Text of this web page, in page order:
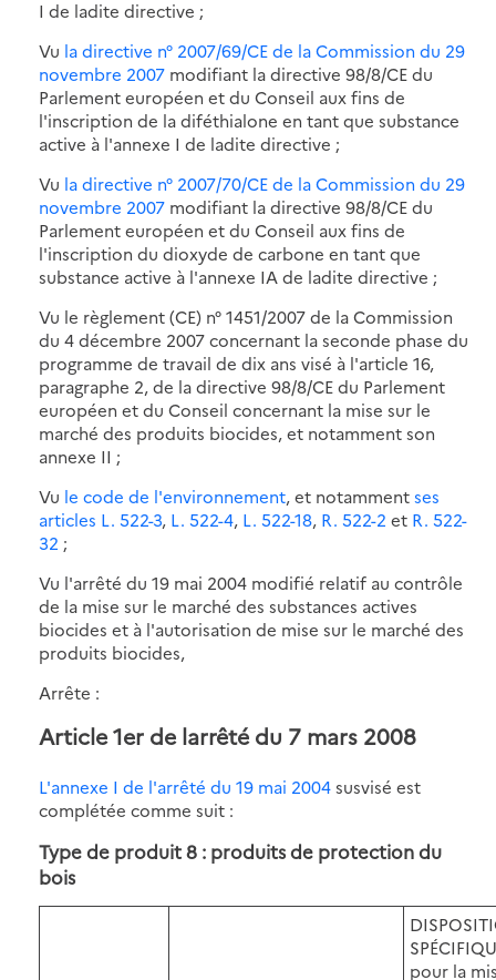
I de ladite directive ;
Vu la directive n° 2007/69/CE de la Commission du 29
novembre 2007 modifiant la directive 98/8/CE du
Parlement européen et du Conseil aux fins de
l'inscription de la diféthialone en tant que substance
active à l'annexe I de ladite directive ;
Vu la directive n° 2007/70/CE de la Commission du 29
novembre 2007 modifiant la directive 98/8/CE du
Parlement européen et du Conseil aux fins de
l'inscription du dioxyde de carbone en tant que
substance active à l'annexe IA de ladite directive ;
Vu le règlement (CE) n° 1451/2007 de la Commission
du 4 décembre 2007 concernant la seconde phase du
programme de travail de dix ans visé à l'article 16,
paragraphe 2, de la directive 98/8/CE du Parlement
européen et du Conseil concernant la mise sur le
marché des produits biocides, et notamment son
annexe II ;
Vu le code de l'environnement, et notammentses
articles L. 522-3, L. 522-4, L. 522-18, R. 522-2 et R. 522-
32 ;
Vu l'arrêté du 19 mai 2004 modifié relatif au contrôle
de la mise sur le marché des substances actives
biocides et à l'autorisation de mise sur le marché des
produits biocides,
Arrête :
Article 1er de larrêté du 7 mars 2008
L'annexe I de l'arrêté du 19 mai 2004susvisé est
complétée comme suit :
Type de produit 8 : produits de protection du
bois
pour la